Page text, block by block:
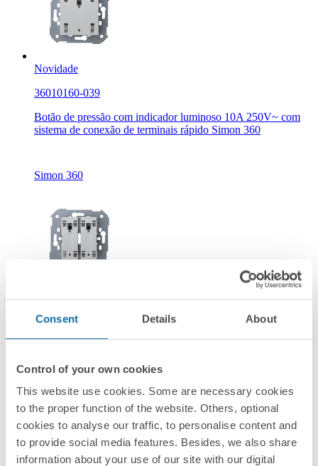
Consent Details About
Control of your own cookies
This website use cookies. Some are necessary cookies
to the proper function of the website. Others, optional
cookies to analyse our traffic, to personalise content and
to provide social media features. Besides, we also share
information about your use of our site with our digital
Novidade
36010160-039
Botão de pressão com indicador luminoso 10A 250V~ com
sistema de conexão de terminais rápido Simon 360
Simon 360
36010396-039
Pulsador duplo momentâneo 10A 250V~ conexão rápida